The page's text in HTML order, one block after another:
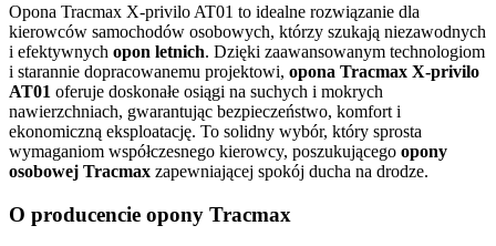
Opona Tracmax X-privilo AT01 to idealne rozwiązanie dla
kierowców samochodów osobowych, którzy szukają niezawodnych
i efektywnych opon letnich. Dzięki zaawansowanym technologiom
i starannie dopracowanemu projektowi, opona Tracmax X-privilo
AT01 oferuje doskonałe osiągi na suchych i mokrych
nawierzchniach, gwarantując bezpieczeństwo, komfort i
ekonomiczną eksploatację. To solidny wybór, który sprosta
wymaganiom współczesnego kierowcy, poszukującego opony
osobowej Tracmax zapewniającej spokój ducha na drodze.
O producencie opony Tracmax